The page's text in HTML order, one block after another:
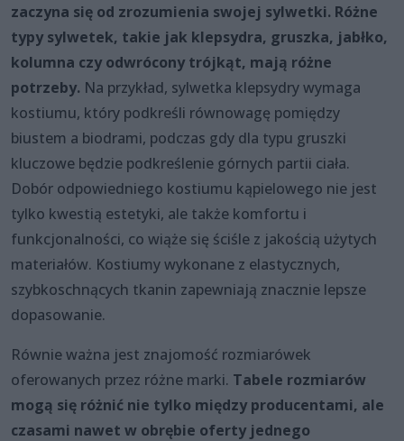
zaczyna się od zrozumienia swojej sylwetki. Różne
typy sylwetek, takie jak klepsydra, gruszka, jabłko,
kolumna czy odwrócony trójkąt, mają różne
potrzeby. Na przykład, sylwetka klepsydry wymaga
kostiumu, który podkreśli równowagę pomiędzy
biustem a biodrami, podczas gdy dla typu gruszki
kluczowe będzie podkreślenie górnych partii ciała.
Dobór odpowiedniego kostiumu kąpielowego nie jest
tylko kwestią estetyki, ale także komfortu i
funkcjonalności, co wiąże się ściśle z jakością użytych
materiałów. Kostiumy wykonane z elastycznych,
szybkoschnących tkanin zapewniają znacznie lepsze
dopasowanie.
Równie ważna jest znajomość rozmiarówek
oferowanych przez różne marki. Tabele rozmiarów
mogą się różnić nie tylko między producentami, ale
czasami nawet w obrębie oferty jednego